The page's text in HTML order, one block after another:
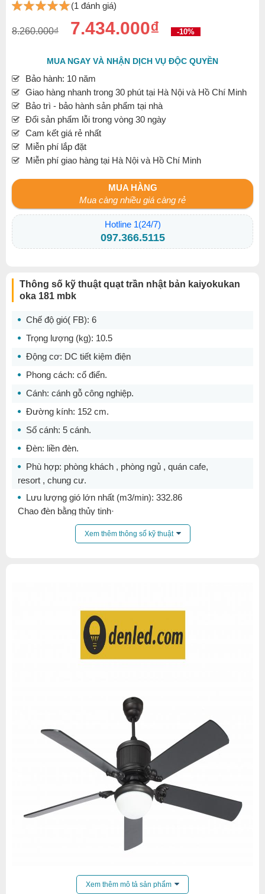
(1 đánh giá)
8.260.000₫ 7.434.000₫ -10%
MUA NGAY VÀ NHẬN DỊCH VỤ ĐỘC QUYỀN
Bảo hành: 10 năm
Giao hàng nhanh trong 30 phút tại Hà Nội và Hồ Chí Minh
Bảo trì - bảo hành sản phẩm tại nhà
Đổi sản phẩm lỗi trong vòng 30 ngày
Cam kết giá rẻ nhất
Miễn phí lắp đặt
Miễn phí giao hàng tại Hà Nội và Hồ Chí Minh
MUA HÀNG
Mua càng nhiều giá càng rẻ
Hotline 1(24/7)
097.366.5115
Thông số kỹ thuật quạt trần nhật bản kaiyokukan
oka 181 mbk
Chế độ gió( FB): 6
Trọng lượng (kg): 10.5
Động cơ: DC tiết kiệm điện
Phong cách: cổ điển.
Cánh: cánh gỗ công nghiệp.
Đường kính: 152 cm.
Số cánh: 5 cánh.
Đèn: liền đèn.
Phù hợp: phòng khách , phòng ngủ , quán cafe,
resort , chung cư.
Lưu lượng gió lớn nhất (m3/min): 332.86
Chao đèn bằng thủy tinh·
Thân quạt Sơn đen mờ ·
Cánh quạt chất liệu gỗ (Màu gỗ đen mờ)·
<-> Hướng xuống dưới)·
Hệ số bảo trì quang thông: 70%·
Tuổi thọ của nguồn sáng: Khoảng 40.000 giờ·
Đường kính cánh: 152cm
Chiều cao tới trần: 51cm
Xem thêm thông số kỹ thuật
Xem thêm mô tả sản phẩm